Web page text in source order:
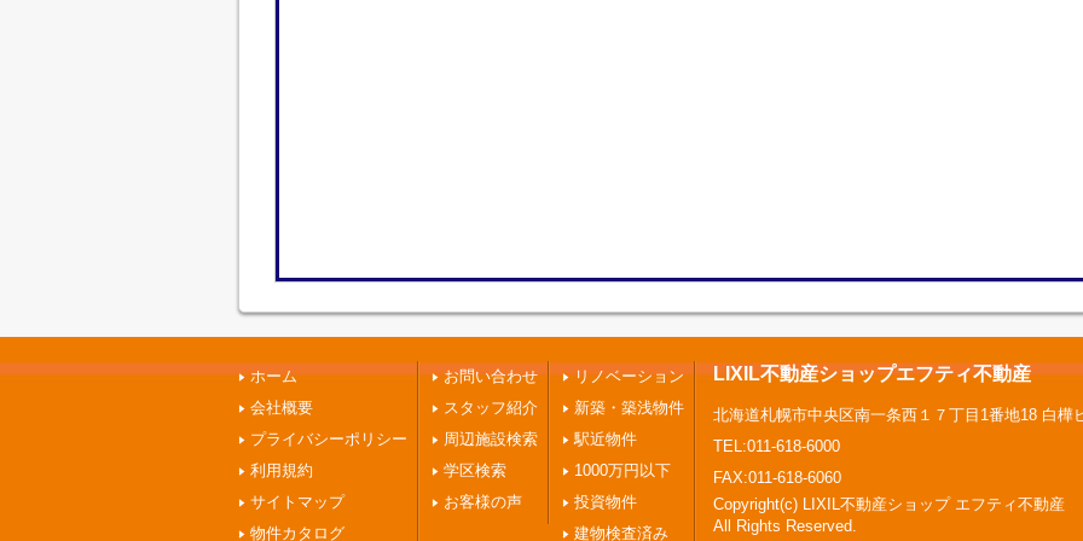
ホーム
会社概要
プライバシーポリシー
利用規約
サイトマップ
物件カタログ
お問い合わせ
スタッフ紹介
周辺施設検索
学区検索
お客様の声
リノベーション
新築・築浅物件
駅近物件
1000万円以下
投資物件
建物検査済み
LIXIL不動産ショップエフティ不動産
北海道札幌市中央区南一条西１７丁目1番地18 白樺
TEL:011-618-6000
FAX:011-618-6060
Copyright(c) LIXIL不動産ショップ エフティ不動産
All Rights Reserved.